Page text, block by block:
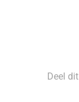
Deel